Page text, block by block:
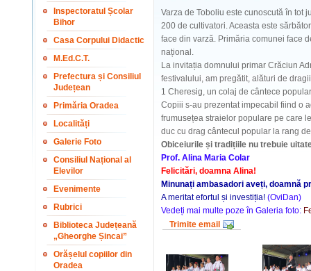
Inspectoratul Școlar
Bihor
Casa Corpului Didactic
M.Ed.C.T.
Prefectura și Consiliul
Județean
Primăria Oradea
Localități
Galerie Foto
Consiliul Național al
Elevilor
Evenimente
Rubrici
Biblioteca Județeană
„Gheorghe Șincai”
Orășelul copiilor din
Oradea
Varza de Toboliu este cunoscută în tot
200 de cultivatori. Aceasta este
face din varză. Primăria comunei face
național.
La invitația domnului primar Crăciun
festivalului, am pregătit, alături de
1 Cheresig, un colaj de cântece
Copiii s-au prezentat impecabil fiind o
frumusețea straielor populare pe care
duc cu drag cântecul popular la rang
Obiceiurile și tradițiile nu trebuie
Prof. Alina Maria Colar
Felicitări, doamna Alina!
Minunați ambasadori aveți, doamnă
A meritat efortul și investiția! (OviDan)
Vedeți mai multe poze în Galeria foto:
Trimite email